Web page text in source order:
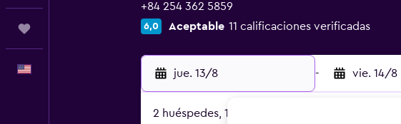
+84 254 362 5859
6,0 Aceptable 11 calificaciones verificadas
jue. 13/8 - vie. 14/8
2 huéspedes, 1 habitación